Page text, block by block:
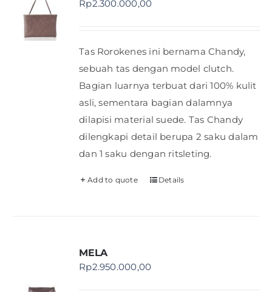
Shop
Rp2.300.000,00
Tas Rorokenes ini bernama Chandy,
sebuah tas dengan model clutch.
Bagian luarnya terbuat dari 100% kulit
asli, sementara bagian dalamnya
dilapisi material suede. Tas Chandy
dilengkapi detail berupa 2 saku dalam
dan 1 saku dengan ritsleting.
Add to quote Details
MELA
Rp2.950.000,00